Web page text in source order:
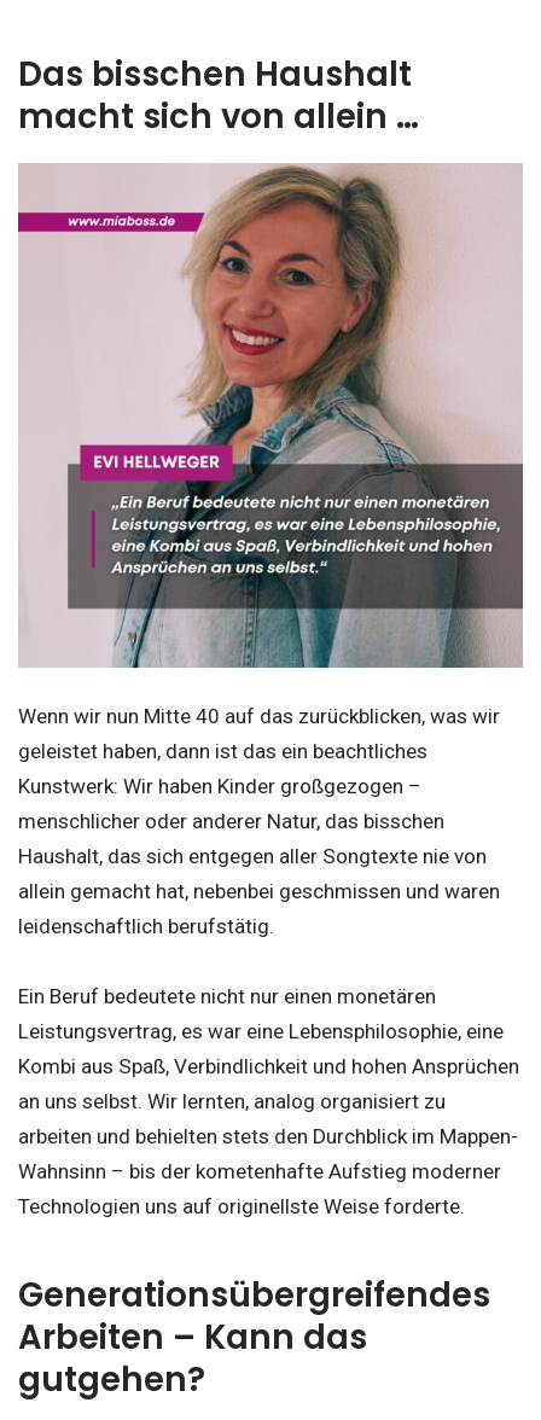
Das bisschen Haushalt
macht sich von allein …
Wenn wir nun Mitte 40 auf das zurückblicken, was wir
geleistet haben, dann ist das ein beachtliches
Kunstwerk: Wir haben Kinder großgezogen –
menschlicher oder anderer Natur, das bisschen
Haushalt, das sich entgegen aller Songtexte nie von
allein gemacht hat, nebenbei geschmissen und waren
leidenschaftlich berufstätig.
Ein Beruf bedeutete nicht nur einen monetären
Leistungsvertrag, es war eine Lebensphilosophie, eine
Kombi aus Spaß, Verbindlichkeit und hohen Ansprüchen
an uns selbst. Wir lernten, analog organisiert zu
arbeiten und behielten stets den Durchblick im Mappen-
Wahnsinn – bis der kometenhafte Aufstieg moderner
Technologien uns auf originellste Weise forderte.
Generationsübergreifendes
Arbeiten – Kann das
gutgehen?